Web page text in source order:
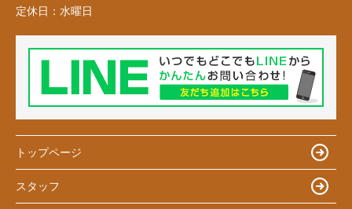
定休日： 水曜日
トップページ
スタッフ